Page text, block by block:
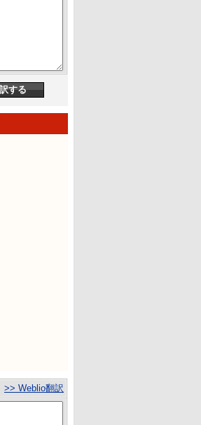
>> Weblio翻訳